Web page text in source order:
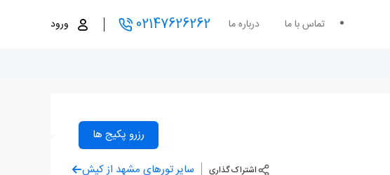
تماس با ما درباره ما 02147626262 ورود
رزرو پکیج ها
اشتراک گذاری سایر تورهای مشهد از کیش